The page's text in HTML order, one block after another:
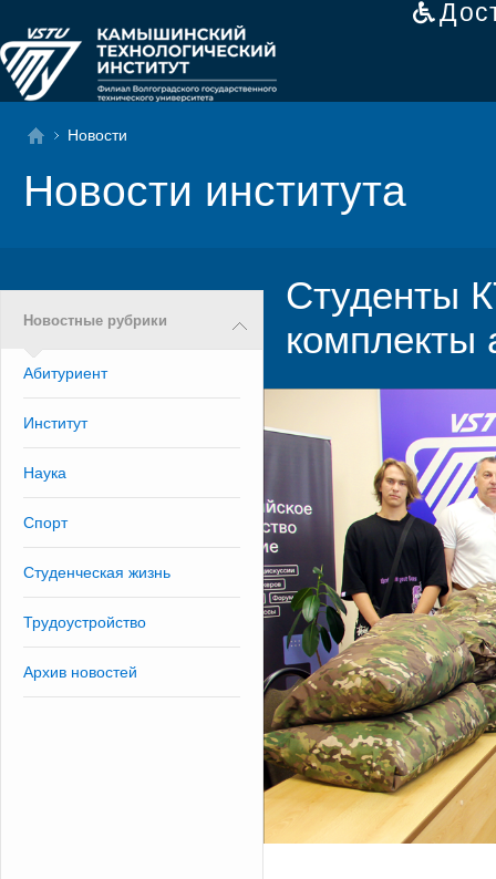
Новости
Новости института
Новостные рубрики
Абитуриент
Институт
Наука
Спорт
Студенческая жизнь
Трудоустройство
Архив новостей
Студенты
комплекты